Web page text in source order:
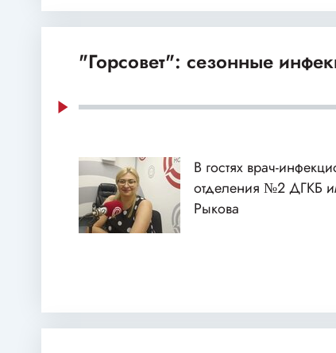
"Горсовет": сезонные
В гостях врач-
отделения №2 ДГКБ
Рыкова